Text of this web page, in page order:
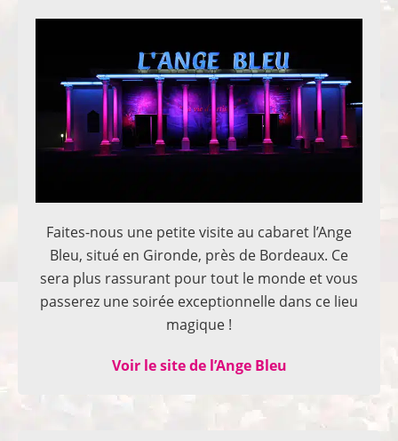
Faites-nous une petite visite au cabaret l’Ange
Bleu, situé en Gironde, près de Bordeaux. Ce
sera plus rassurant pour tout le monde et vous
passerez une soirée exceptionnelle dans ce lieu
magique !
Voir le site de l’Ange Bleu